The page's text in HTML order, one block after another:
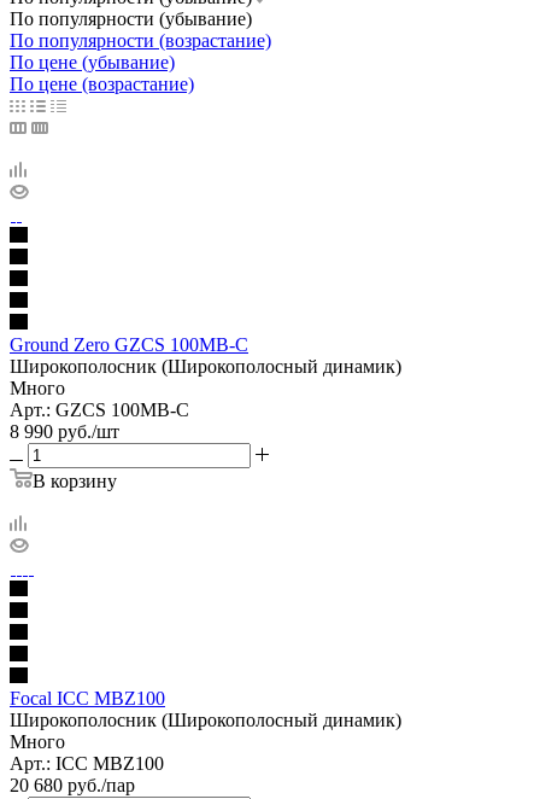
По популярности (убывание)
По популярности (возрастание)
По цене (убывание)
По цене (возрастание)
Ground Zero GZCS 100MB-C
Широкополосник (Широкополосный динамик)
Много
Арт.: GZCS 100MB-C
8 990 руб./шт
В корзину
Focal ICC MBZ100
Широкополосник (Широкополосный динамик)
Много
Арт.: ICC MBZ100
20 680 руб./пар